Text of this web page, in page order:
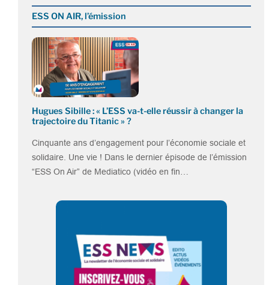
ESS ON AIR, l’émission
Hugues Sibille : « L’ESS va-t-elle réussir à changer la
trajectoire du Titanic » ?
Cinquante ans d’engagement pour l’économie sociale et
solidaire. Une vie ! Dans le dernier épisode de l’émission
“ESS On Air” de Mediatico (vidéo en fin…